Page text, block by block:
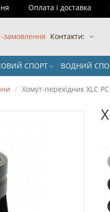
Оплата і доставка
замовлення Контакти:
СПОРТ ВОДНИЙ
Хомут-перехідник XLC